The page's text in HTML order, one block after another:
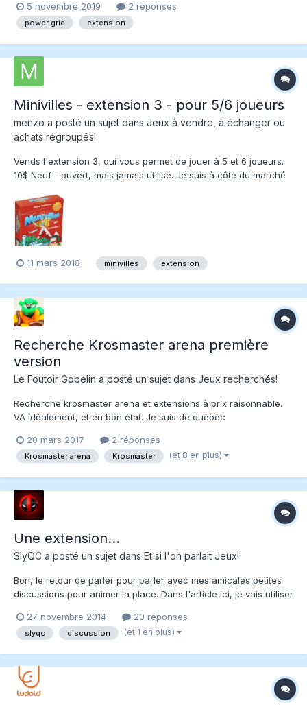
5 novembre 2019 2 réponses
power grid extension
Minivilles - extension 3 - pour 5/6 joueurs
menzo a posté un sujet dans Jeux à vendre, à échanger ou
achats regroupés!
Vends l'extension 3, qui vous permet de jouer à 5 et 6 joueurs.
10$ Neuf - ouvert, mais jamais utilisé. Je suis à côté du marché
11 mars 2018 minivilles extension
Recherche Krosmaster arena première
version
Le Foutoir Gobelin a posté un sujet dans Jeux recherchés!
Recherche krosmaster arena et extensions à prix raisonnable.
VA Idéalement, et en bon état. Je suis de quebec
20 mars 2017 2 réponses
Krosmaster arena Krosmaster (et 8 en plus)
Une extension...
SlyQC a posté un sujet dans Et si l'on parlait Jeux!
Bon, le retour de parler pour parler avec mes amicales petites
discussions pour animer la place. Dans l'article ici, je vais utiliser
votre grain de sel. Les extensions... Avec ces dernières, il y a
souvent différentes écoles de pe...
27 novembre 2014 20 réponses
slyqc discussion (et 1 en plus)